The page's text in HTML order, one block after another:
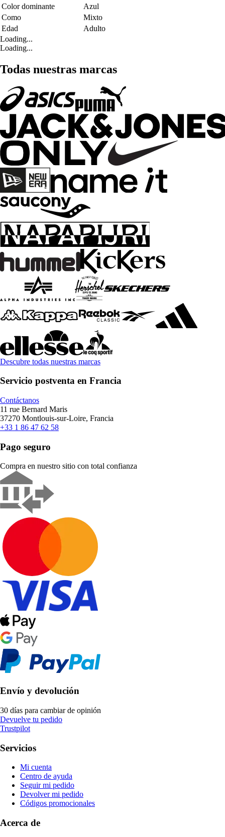
Color dominante
Azul
Como
Mixto
Edad
Adulto
Loading...
Loading...
Todas nuestras marcas
Descubre todas nuestras marcas
Servicio postventa en Francia
Contáctanos
11 rue Bernard Maris
37270 Montlouis-sur-Loire, Francia
+33 1 86 47 62 58
Pago seguro
Compra en nuestro sitio con total confianza
Envío y devolución
30 días para cambiar de opinión
Devuelve tu pedido
Trustpilot
Servicios
Mi cuenta
Centro de ayuda
Seguir mi pedido
Devolver mi pedido
Códigos promocionales
Acerca de